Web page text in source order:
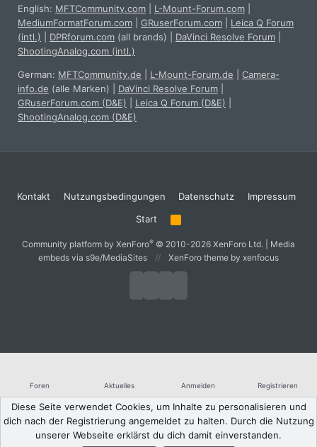
English: MFTCommunity.com L-Mount-Forum.com
MediumFormatForum.com
GRuserForum.com
Leica Q Forum
(intl.)
DPRforum.com (all brands) DaVinci Resolve Forum
ShootingAnalog.com (intl.)
German: MFTCommunity.de L-Mount-Forum.de
Camera-
info.de (alle Marken) DaVinci Resolve Forum
GRuserForum.com (D&E)
Leica Q Forum (D&E)
ShootingAnalog.com (D&E)
Kontakt Nutzungsbedingungen Datenschutz
Impressum
Start
R
Community platform by XenForo® © 2010-2026 XenForo Ltd.
Media
embeds via s9e/MediaSites
XenForo theme by xenfocus
Foren Aktuelles Anmelden Registrieren
Diese Seite verwendet Cookies, um Inhalte zu personalisieren und
dich nach der Registrierung angemeldet zu halten. Durch die Nutzung
unserer Webseite erklärst du dich damit einverstanden.